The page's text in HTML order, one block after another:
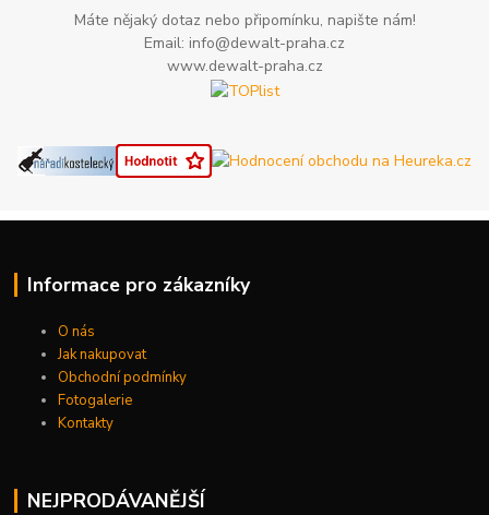
Máte nějaký dotaz nebo připomínku, napište nám!
Email: info@dewalt-praha.cz
www.dewalt-praha.cz
Informace pro zákazníky
O nás
Jak nakupovat
Obchodní podmínky
Fotogalerie
Kontakty
NEJPRODÁVANĚJŠÍ